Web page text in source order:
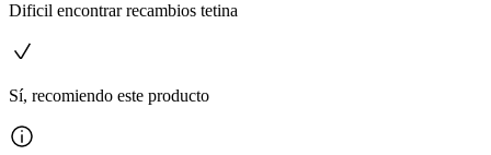
Dificil encontrar recambios tetina
Sí, recomiendo este producto